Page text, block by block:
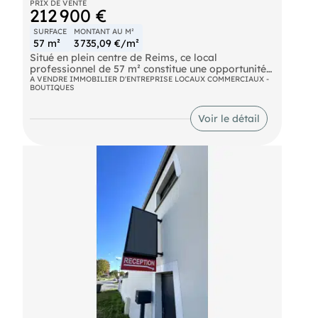
PRIX DE VENTE
212 900 €
SURFACE
57 m²
MONTANT AU M²
3 735,09 €/m²
Situé en plein centre de Reims, ce local
professionnel de 57 m² constitue une opportunité
d'investissement sécurisée avec un locataire en
place.
- Charges annuelles : 2400 € NET
- Honoraires : 12900 € HT à la charge de
A VENDRE IMMOBILIER D'ENTREPRISE LOCAUX COMMERCIAUX -
BOUTIQUES
Voir le détail